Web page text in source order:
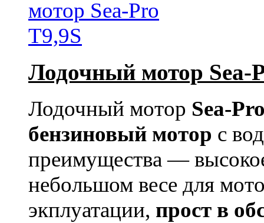
Лодочный мотор Sea-
Лодочный мотор Sea-
бензиновый мотор с
преимущества —
небольшом весе для
экплуатации, прост в